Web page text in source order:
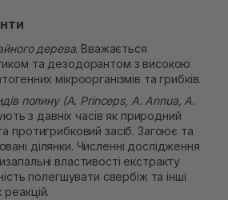
дерева. Вважається
та дезодорантом з високою
мікроорганізмів та грибків.
полину (A. Princeps, A. Annua, A.
з давніх часів як природний
протигрибковий засіб. Загоює та
ділянки. Численні дослідження
властивості екстракту
полегшувати свербіж та інші